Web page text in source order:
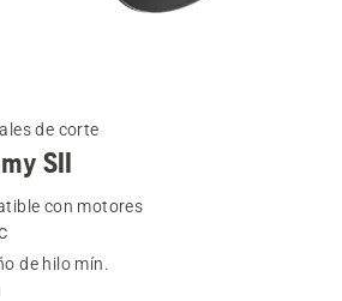
de corte
SII
con motores
de hilo mín.